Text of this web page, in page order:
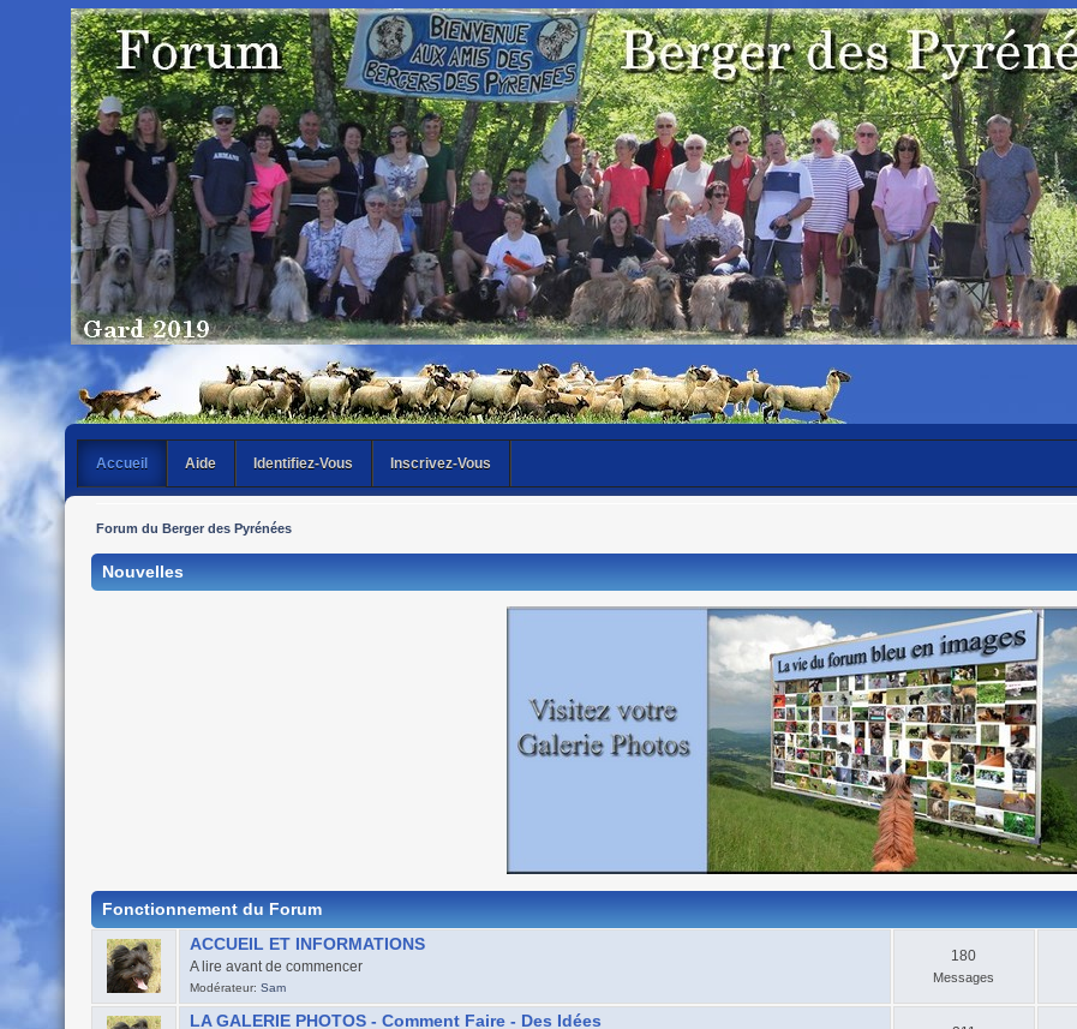
Accueil Aide Identifiez-Vous Inscrivez-Vous
Forum du Berger des Pyrénées
Nouvelles
Fonctionnement du Forum
ACCUEIL ET INFORMATIONS
A lire avant de commencer
Modérateur:Sam
180
Messages
LA GALERIE PHOTOS - Comment Faire - Des Idées